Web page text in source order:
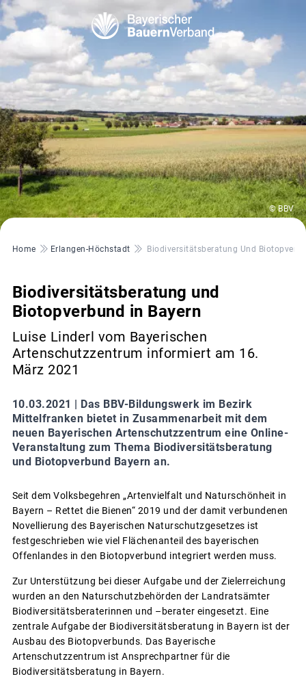
© BBV
Pfadnavigation
Home Erlangen-Höchstadt Biodiversitätsberatung Und
Biodiversitätsberatung und
Biotopverbund in Bayern
Luise Linderl vom Bayerischen
Artenschutzzentrum informiert am 16.
März 2021
10.03.2021 | Das BBV-Bildungswerk im Bezirk
Mittelfranken bietet in Zusammenarbeit mit dem
neuen Bayerischen Artenschutzzentrum eine Online-
Veranstaltung zum Thema Biodiversitätsberatung
und Biotopverbund Bayern an.
Seit dem Volksbegehren „Artenvielfalt und Naturschönheit in
Bayern – Rettet die Bienen“ 2019 und der damit verbundenen
Novellierung des Bayerischen Naturschutzgesetzes ist
festgeschrieben wie viel Flächenanteil des bayerischen
Offenlandes in den Biotopverbund integriert werden muss.
Zur Unterstützung bei dieser Aufgabe und der Zielerreichung
wurden an den Naturschutzbehörden der Landratsämter
Biodiversitätsberaterinnen und –berater eingesetzt. Eine
zentrale Aufgabe der Biodiversitätsberatung in Bayern ist der
Ausbau des Biotopverbunds. Das Bayerische
Artenschutzzentrum ist Ansprechpartner für die
Biodiversitätsberatung in Bayern.